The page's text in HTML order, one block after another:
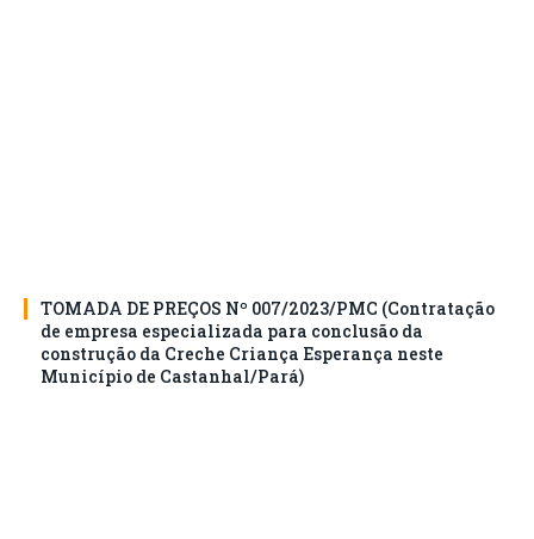
TOMADA DE PREÇOS Nº 007/2023/PMC (Contratação
de empresa especializada para conclusão da
construção da Creche Criança Esperança neste
Município de Castanhal/Pará)